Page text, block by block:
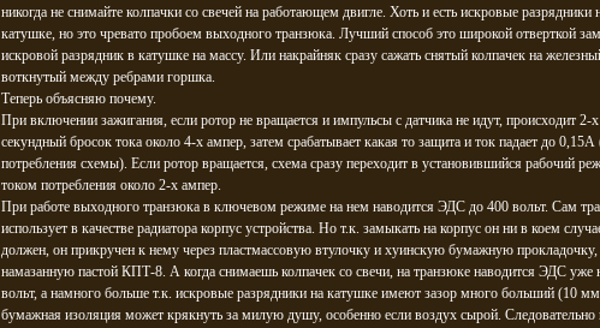
никогда не снимайте колпачки со свечей на работающем двигле. Хоть и есть искровые разрядники
катушке, но это чревато пробоем выходного транзюка. Лучший способ это широкой отверткой
искровой разрядник в катушке на массу. Или накрайняк сразу сажать снятый колпачек на
воткнутый между ребрами горшка.
Теперь объясняю почему.
При включении зажигания, если ротор не вращается и импульсы с датчика не идут, происходит 2-х
секундный бросок тока около 4-х ампер, затем срабатывает какая то защита и ток падает до 0,15А
потребления схемы). Если ротор вращается, схема сразу переходит в установившийся рабочий
током потребления около 2-х ампер.
При работе выходного транзюка в ключевом режиме на нем наводится ЭДС до 400 вольт. Сам
использует в качестве радиатора корпус устройства. Но т.к. замыкать на корпус он ни в коем
должен, он прикручен к нему через пластмассовую втулочку и хуинскую бумажную прокладочку,
намазанную пастой КПТ-8. А когда снимаешь колпачек со свечи, на транзюке наводится ЭДС уже
вольт, а намного больше т.к. искровые разрядники на катушке имеют зазор много больший (10
бумажная изоляция может крякнуть за милую душу, особенно если воздух сырой. Следовательно